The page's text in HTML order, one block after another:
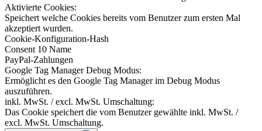
Aktivierte Cookies:
Speichert welche Cookies bereits vom Benutzer zum ersten Mal
akzeptiert wurden.
Cookie-Konfiguration-Hash
Consent 10 Name
PayPal-Zahlungen
Google Tag Manager Debug Modus:
Ermöglicht es den Google Tag Manager im Debug Modus
auszuführen.
inkl. MwSt. / excl. MwSt. Umschaltung:
Das Cookie speichert die vom Benutzer gewählte inkl. MwSt. /
excl. MwSt. Umschaltung.